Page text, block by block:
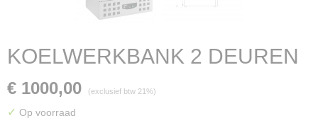
KOELWERKBANK 2 DEUREN
€ 1000,00 (exclusief btw 21%)
✓ Op voorraad